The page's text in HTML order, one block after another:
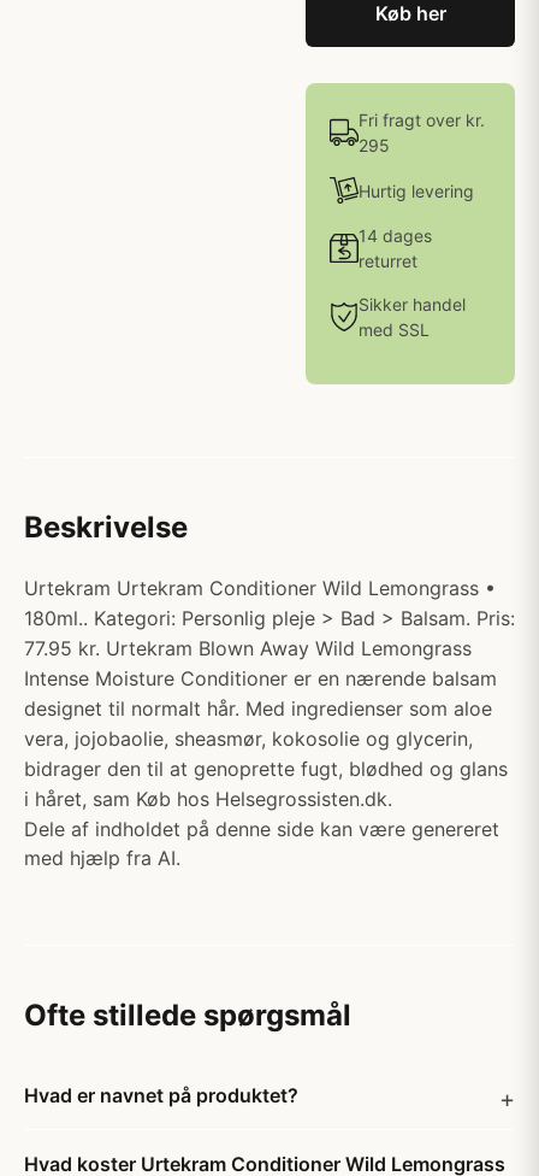
Køb her
Fri fragt over kr.
295
Hurtig levering
14 dages
returret
Sikker handel
med SSL
Beskrivelse
Urtekram Urtekram Conditioner Wild Lemongrass •
180ml.. Kategori: Personlig pleje > Bad > Balsam. Pris:
77.95 kr. Urtekram Blown Away Wild Lemongrass
Intense Moisture Conditioner er en nærende balsam
designet til normalt hår. Med ingredienser som aloe
vera, jojobaolie, sheasmør, kokosolie og glycerin,
bidrager den til at genoprette fugt, blødhed og glans
i håret, sam Køb hos Helsegrossisten.dk.
Dele af indholdet på denne side kan være genereret
med hjælp fra AI.
Ofte stillede spørgsmål
Hvad er navnet på produktet?
Hvad koster Urtekram Conditioner Wild Lemongrass